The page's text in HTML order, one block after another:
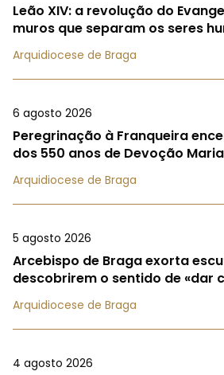
Leão XIV: a revolução do
muros que separam os seres
Arquidiocese de Braga
6 agosto 2026
Peregrinação à Franqueira
dos 550 anos de Devoção
Arquidiocese de Braga
5 agosto 2026
Arcebispo de Braga exorta
descobrirem o sentido de «dar
Arquidiocese de Braga
4 agosto 2026